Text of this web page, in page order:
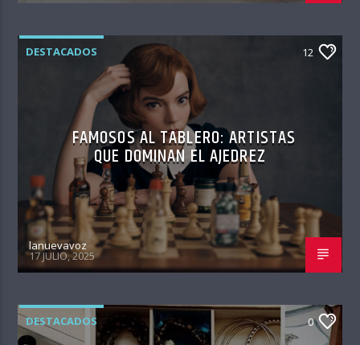
DESTACADOS 12
FAMOSOS AL TABLERO: ARTISTAS
QUE DOMINAN EL AJEDREZ
lanuevavoz
17 JULIO, 2025
DESTACADOS 0